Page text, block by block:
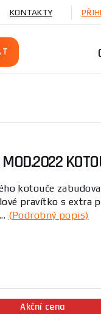
KONTAKTY
kotouče
pravítko s extra
(Podrobný popis)
Akční cena